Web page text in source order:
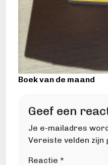
Boek van de maand
Geef een
Je e-mailadres
Vereiste velden
Reactie *